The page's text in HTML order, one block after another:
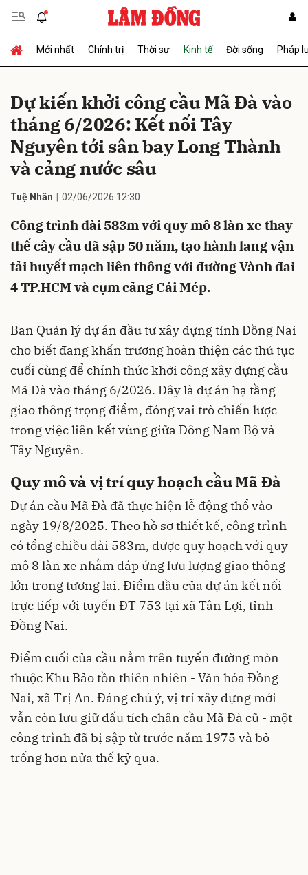
Mới nhất Chính trị Thời sự Kinh tế Đời sống Pháp
Dự kiến khởi công cầu Mã Đà vào
tháng 6/2026: Kết nối Tây
Nguyên tới sân bay Long Thành
và cảng nước sâu
Tuệ Nhân 02/06/2026 12:30
Công trình dài 583m với quy mô 8 làn xe thay
thế cây cầu đã sập 50 năm, tạo hành lang vận
tải huyết mạch liên thông với đường Vành đai
4 TP.HCM và cụm cảng Cái Mép.
Ban Quản lý dự án đầu tư xây dựng tỉnh Đồng Nai
cho biết đang khẩn trương hoàn thiện các thủ tục
cuối cùng để chính thức khởi công xây dựng cầu
Mã Đà vào tháng 6/2026. Đây là dự án hạ tầng
giao thông trọng điểm, đóng vai trò chiến lược
trong việc liên kết vùng giữa Đông Nam Bộ và
Tây Nguyên.
Quy mô và vị trí quy hoạch cầu Mã Đà
Dự án cầu Mã Đà đã thực hiện lễ động thổ vào
ngày 19/8/2025. Theo hồ sơ thiết kế, công trình
có tổng chiều dài 583m, được quy hoạch với quy
mô 8 làn xe nhằm đáp ứng lưu lượng giao thông
lớn trong tương lai. Điểm đầu của dự án kết nối
trực tiếp với tuyến ĐT 753 tại xã Tân Lợi, tỉnh
Đồng Nai.
Điểm cuối của cầu nằm trên tuyến đường mòn
thuộc Khu Bảo tồn thiên nhiên - Văn hóa Đồng
Nai, xã Trị An. Đáng chú ý, vị trí xây dựng mới
vẫn còn lưu giữ dấu tích chân cầu Mã Đà cũ - một
công trình đã bị sập từ trước năm 1975 và bỏ
trống hơn nửa thế kỷ qua.
Gửi bình luận